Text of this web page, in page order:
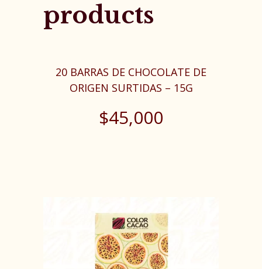
products
20 BARRAS DE CHOCOLATE DE
ORIGEN SURTIDAS – 15G
$45,000